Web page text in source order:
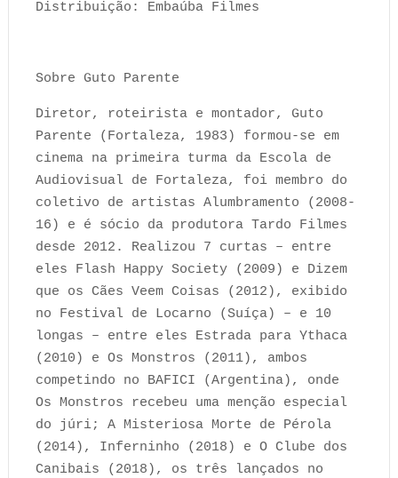
Distribuição: Embaúba Filmes
Sobre Guto Parente
Diretor, roteirista e montador, Guto
Parente (Fortaleza, 1983) formou-se em
cinema na primeira turma da Escola de
Audiovisual de Fortaleza, foi membro do
coletivo de artistas Alumbramento (2008-
16) e é sócio da produtora Tardo Filmes
desde 2012. Realizou 7 curtas – entre
eles Flash Happy Society (2009) e Dizem
que os Cães Veem Coisas (2012), exibido
no Festival de Locarno (Suíça) – e 10
longas – entre eles Estrada para Ythaca
(2010) e Os Monstros (2011), ambos
competindo no BAFICI (Argentina), onde
Os Monstros recebeu uma menção especial
do júri; A Misteriosa Morte de Pérola
(2014), Inferninho (2018) e O Clube dos
Canibais (2018), os três lançados no